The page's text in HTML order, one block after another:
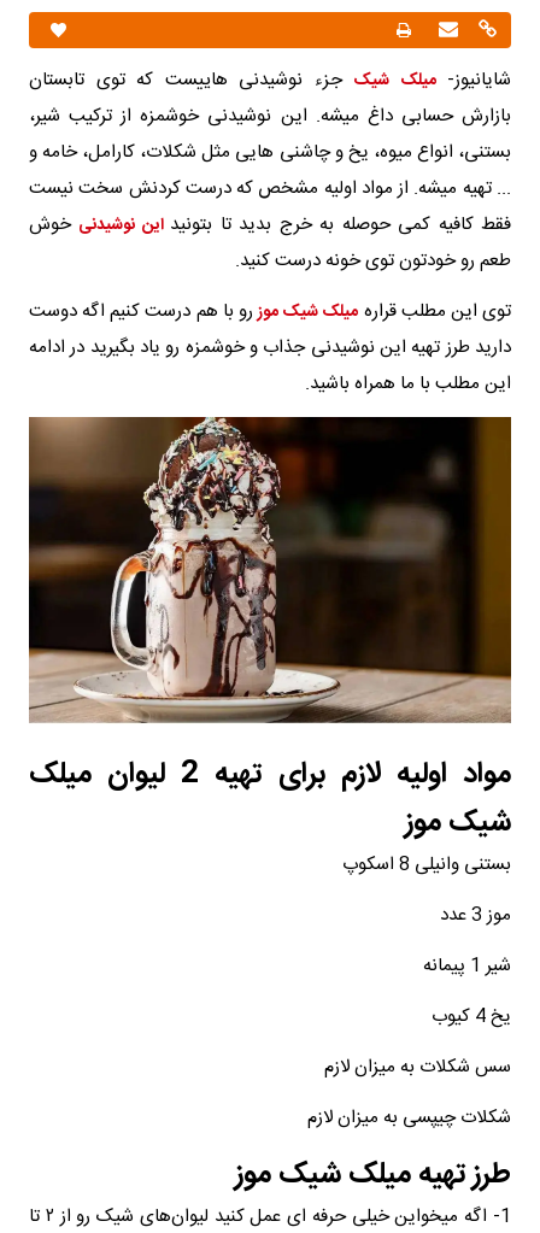
شایانیوز-میلک شیک جزء نوشیدنی هاییست که توی تابستان
بازارش حسابی داغ میشه. این نوشیدنی خوشمزه از ترکیب شیر،
بستنی، انواع میوه، یخ و چاشنی هایی مثل شکلات، کارامل، خامه و
... تهیه میشه. از مواد اولیه مشخص که درست کردنش سخت نیست
فقط کافیه کمی حوصله به خرج بدید تا بتونید این نوشیدنی خوش
طعم رو خودتون توی خونه درست کنید.
توی این مطلب قراره میلک شیک موزرو با هم درست کنیم اگه دوست
دارید طرز تهیه این نوشیدنی جذاب و خوشمزه رو یاد بگیرید در ادامه
این مطلب با ما همراه باشید.
مواد اولیه لازم برای تهیه 2 لیوان میلک
شیک موز
بستنی وانیلی 8 اسکوپ
موز 3 عدد
شیر 1 پیمانه
یخ 4 کیوب
سس شکلات به میزان لازم
شکلات چیپسی به میزان لازم
طرز تهیه میلک شیک موز
1- اگه میخواین خیلی حرفه ای عمل کنید لیوان‌های شیک رو از ۲ تا